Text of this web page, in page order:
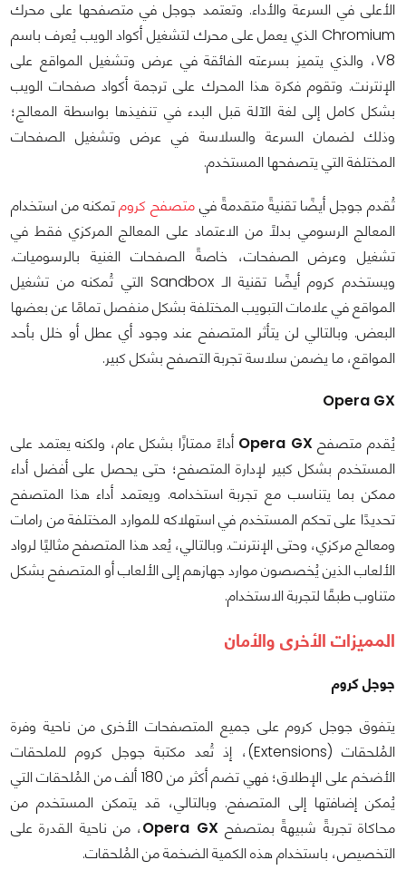
الأعلى في السرعة والأداء. وتعتمد جوجل في متصفحها على محرك
Chromium الذي يعمل على محرك لتشغيل أكواد الويب يُعرف باسم
V8، والذي يتميز بسرعته الفائقة في عرض وتشغيل المواقع على
الإنترنت. وتقوم فكرة هذا المحرك على ترجمة أكواد صفحات الويب
بشكل كامل إلى لغة الآلة قبل البدء في تنفيذها بواسطة المعالج؛
وذلك لضمان السرعة والسلاسة في عرض وتشغيل الصفحات
المختلفة التي يتصفحها المستخدم.
تُقدم جوجل أيضًا تقنيةً متقدمةً في متصفح كرومتمكنه من استخدام
المعالج الرسومي بدلًا من الاعتماد على المعالج المركزي فقط في
تشغيل وعرض الصفحات، خاصةً الصفحات الغنية بالرسوميات.
ويستخدم كروم أيضًا تقنية الـ Sandbox التي تُمكنه من تشغيل
المواقع في علامات التبويب المختلفة بشكل منفصل تمامًا عن بعضها
البعض. وبالتالي لن يتأثر المتصفح عند وجود أي عطل أو خلل بأحد
المواقع، ما يضمن سلاسة تجربة التصفح بشكل كبير.
Opera GX
يُقدم متصفحOpera GX
أداءً ممتازًا بشكل عام، ولكنه يعتمد على
المستخدم بشكل كبير لإدارة المتصفح؛ حتى يحصل على أفضل أداء
ممكن بما يتناسب مع تجربة استخدامه. ويعتمد أداء هذا المتصفح
تحديدًا على تحكم المستخدم في استهلاكه للموارد المختلفة من رامات
ومعالج مركزي، وحتى الإنترنت. وبالتالي، يُعد هذا المتصفح مثاليًا لرواد
الألعاب الذين يُخصصون موارد جهازهم إلى الألعاب أو المتصفح بشكل
متناوب طبقًا لتجربة الاستخدام.
المميزات الأخرى والأمان
جوجل كروم
يتفوق جوجل كروم على جميع المتصفحات الأخرى من ناحية وفرة
المُلحقات (Extensions)، إذ تُعد مكتبة جوجل كروم للملحقات
الأضخم على الإطلاق؛ فهي تضم أكثر من 180 ألف من المُلحقات التي
يُمكن إضافتها إلى المتصفح. وبالتالي، قد يتمكن المستخدم من
محاكاة تجربةً شبيهةً بمتصفحOpera GX، من ناحية القدرة على
التخصيص، باستخدام هذه الكمية الضخمة من المُلحقات.